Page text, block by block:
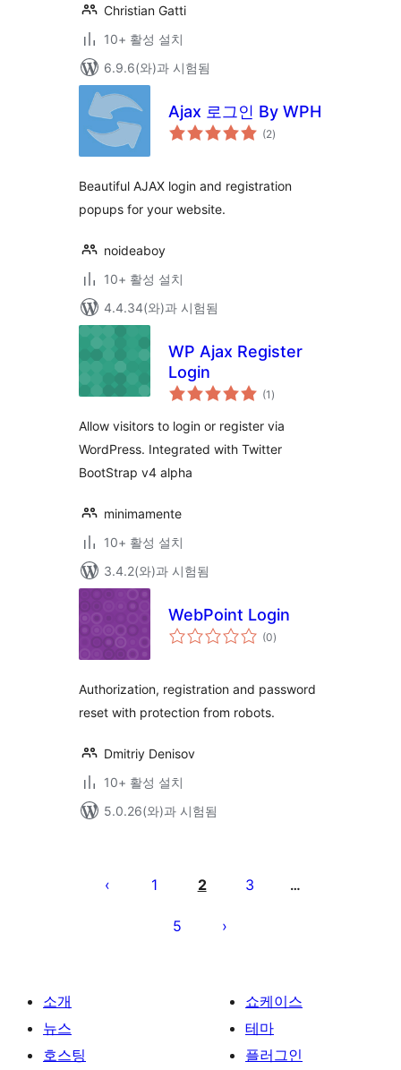
Christian Gatti
10+ 활성 설치
6.9.6(와)과 시험됨
Ajax 로그인 By WPH
(2전
체)
Beautiful AJAX login and registration
popups for your website.
noideaboy
10+ 활성 설치
4.4.34(와)과 시험됨
WP Ajax Register
Login
(1 전
체
점
)
Allow visitors to login or register via
WordPress. Integrated with Twitter
BootStrap v4 alpha
minimamente
10+ 활성 설치
3.4.2(와)과 시험됨
WebPoint Login
(0전
체)
Authorization, registration and password
reset with protection from robots.
Dmitriy Denisov
10+ 활성 설치
5.0.26(와)과 시험됨
1 2 3 …
5
소개
뉴스
호스팅
쇼케이스
테마
플러그인